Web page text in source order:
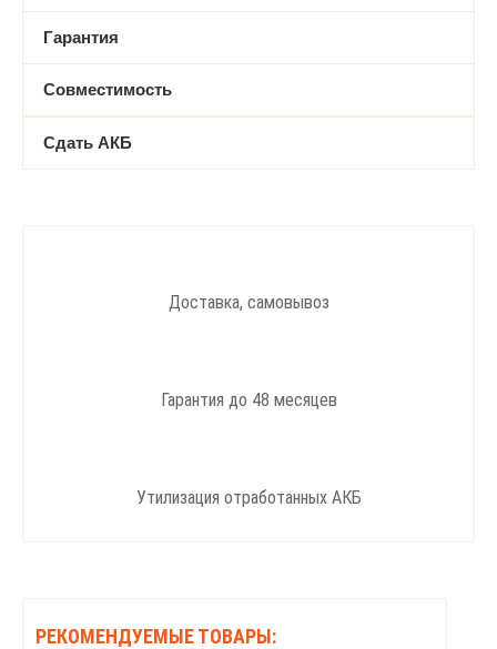
Гарантия
Совместимость
Сдать АКБ
Доставка, самовывоз
Гарантия до 48 месяцев
Утилизация отработанных АКБ
РЕКОМЕНДУЕМЫЕ ТОВАРЫ: